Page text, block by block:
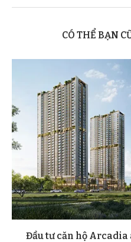
CÓ THỂ BẠN
Đầu tư căn hộ